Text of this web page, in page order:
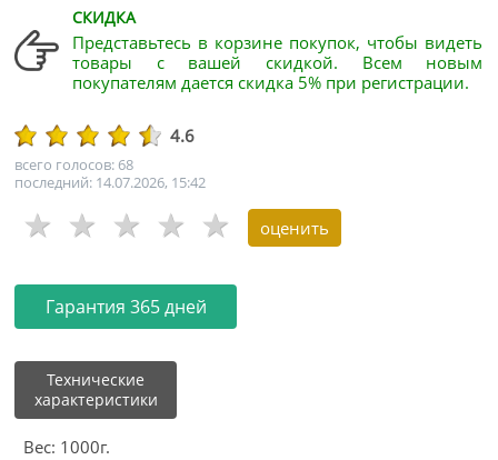
СКИДКА
Представьтесь в корзине покупок, чтобы видеть
товары с вашей скидкой. Всем новым
покупателям дается скидка 5% при регистрации.
4.6
всего голосов: 68
последний: 14.07.2026, 15:42
Гарантия 365 дней
Технические
характеристики
Вес: 1000г.